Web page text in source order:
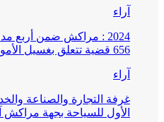
آراء
2024 : مراكش ضمن
656 قضية تتعلق بغسيل الأموال
آراء
غرفة التجارة والصناعة
الأول للسياحة بجهة